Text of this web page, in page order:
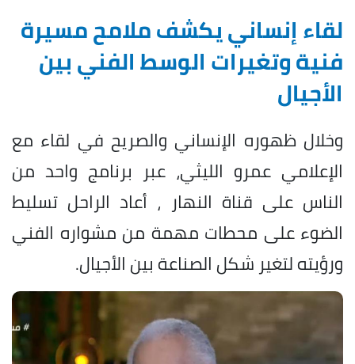
لقاء إنساني يكشف ملامح مسيرة
فنية وتغيرات الوسط الفني بين
الأجيال
وخلال ظهوره الإنساني والصريح في لقاء مع
الإعلامي عمرو الليثي، عبر برنامج واحد من
الناس على قناة النهار ، أعاد الراحل تسليط
الضوء على محطات مهمة من مشواره الفني
ورؤيته لتغير شكل الصناعة بين الأجيال.